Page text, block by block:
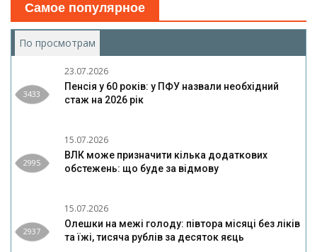
Самое популярное
По просмотрам
3433
23.07.2026
Пенсія у 60 років: у ПФУ назвали необхідний
стаж на 2026 рік
2995
15.07.2026
ВЛК може призначити кілька додаткових
обстежень: що буде за відмову
2937
15.07.2026
Олешки на межі голоду: півтора місяці без ліків
та їжі, тисяча рублів за десяток яєць